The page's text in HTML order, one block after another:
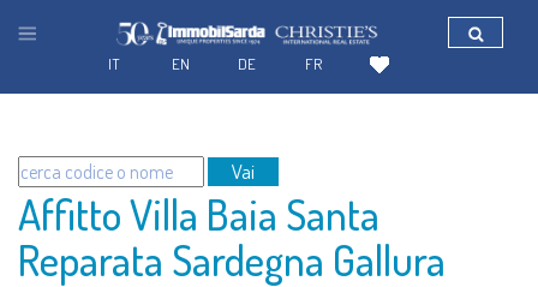
Vai
Affitto Villa Baia Santa
Reparata Sardegna Gallura
FR
DE
EN
IT